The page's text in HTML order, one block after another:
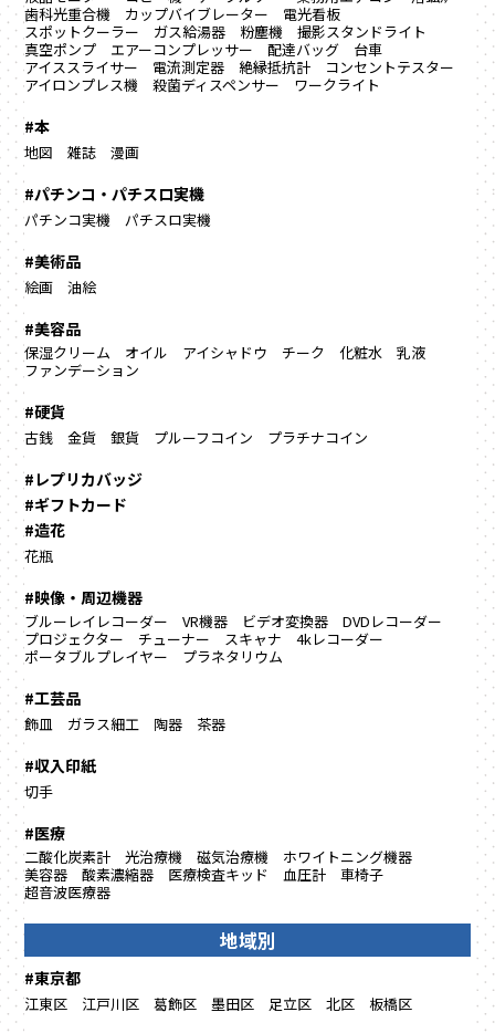
歯科光重合機
カップバイブレーター
電光看板
スポットクーラー
ガス給湯器 粉塵機
撮影スタンドライト
真空ポンプ
エアーコンプレッサー 配達バッグ
台車
アイススライサー
電流測定器 絶縁抵抗計
コンセントテスター
アイロンプレス機
殺菌ディスペンサー ワークライト
#本
地図 雑誌 漫画
#パチンコ・パチスロ実機
パチンコ実機 パチスロ実機
#美術品
絵画 油絵
#美容品
保湿クリーム オイル アイシャドウ チーク 化粧水
乳液
ファンデーション
#硬貨
古銭 金貨 銀貨 プルーフコイン プラチナコイン
#レプリカバッジ
#ギフトカード
#造花
花瓶
#映像・周辺機器
ブルーレイレコーダー VR機器 ビデオ変換器
DVDレコーダー
プロジェクター
チューナー スキャナ
4kレコーダー
ポータブルプレイヤー
プラネタリウム
#工芸品
飾皿 ガラス細工 陶器 茶器
#収入印紙
切手
#医療
二酸化炭素計 光治療機 磁気治療機
ホワイトニング機器
美容器
酸素濃縮器 医療検査キッド 血圧計
車椅子
超音波医療器
地域別
#東京都
江東区 江戸川区 葛飾区 墨田区 足立区 北区 板橋区